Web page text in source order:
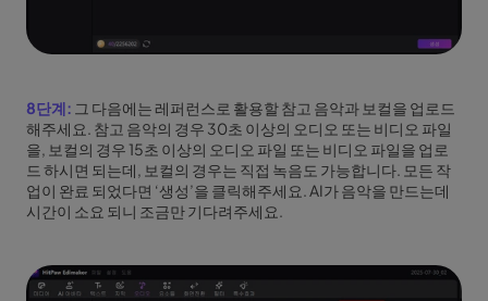
8단계: 그 다음에는 레퍼런스로 활용할 참고 음악과 보컬을 업로드
해주세요. 참고 음악의 경우 30초 이상의 오디오 또는 비디오 파일
을, 보컬의 경우 15초 이상의 오디오 파일 또는 비디오 파일을 업로
드 하시면 되는데, 보컬의 경우는 직접 녹음도 가능합니다. 모든 작
업이 완료 되었다면 ‘생성’을 클릭해주세요. AI가 음악을 만드는데
시간이 소요 되니 조금만 기다려주세요.